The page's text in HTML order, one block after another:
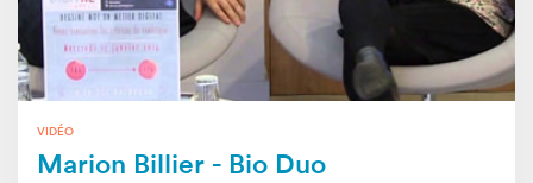
VIDÉO
Marion Billier - Bio Duo